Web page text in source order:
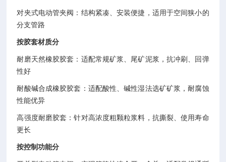
对夹式电动管夹阀：结构紧凑、安装便捷，适用于空间狭小的
分支管路
按胶套材质分
耐磨天然橡胶胶套：适配常规矿浆、尾矿泥浆，抗冲刷、回弹
性好
耐酸碱合成橡胶胶套：适配酸性、碱性湿法选矿矿浆，耐腐蚀
性能优异
高强度耐磨胶套：针对高浓度粗颗粒浆料，抗撕裂、使用寿命
更长
按控制功能分